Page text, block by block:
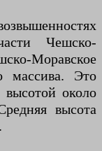
Чешско-
Моравское
массива. Это
высотой около
высота